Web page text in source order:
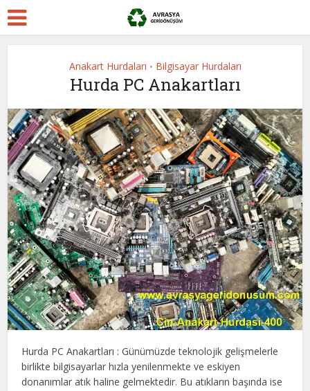
Anakart Hurdaları • Bilgisayar Hurdaları
Hurda PC Anakartları
Hurda PC Anakartları : Günümüzde teknolojik gelişmelerle
birlikte bilgisayarlar hızla yenilenmekte ve eskiyen
donanımlar atık haline gelmektedir. Bu atıkların başında ise